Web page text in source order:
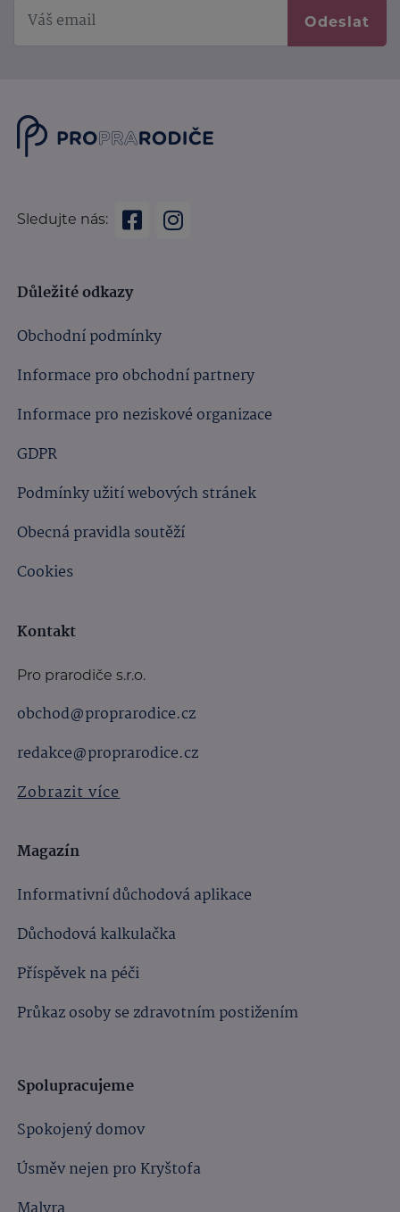
Odeslat
Sledujte nás:
Důležité odkazy
Obchodní podmínky
Informace pro obchodní partnery
Informace pro neziskové organizace
GDPR
Podmínky užití webových stránek
Obecná pravidla soutěží
Cookies
Kontakt
Pro prarodiče s.r.o.
obchod@proprarodice.cz
redakce@proprarodice.cz
Zobrazit více
Magazín
Informativní důchodová aplikace
Důchodová kalkulačka
Příspěvek na péči
Průkaz osoby se zdravotním postižením
Spolupracujeme
Spokojený domov
Úsměv nejen pro Kryštofa